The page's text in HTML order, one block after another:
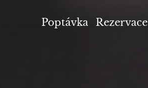
Poptávka Rezervace